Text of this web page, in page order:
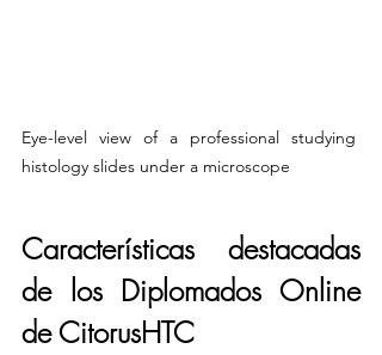
Eye-level view of a professional studying
histology slides under a microscope
Características destacadas
de los Diplomados Online
de CitorusHTC